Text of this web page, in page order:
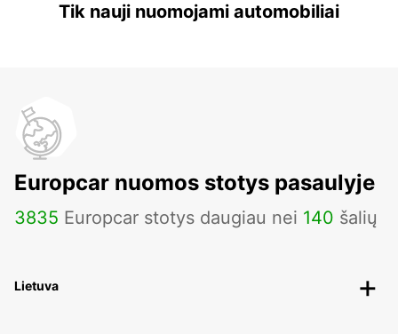
Tik nauji nuomojami automobiliai
Europcar nuomos stotys pasaulyje
3835 Europcar stotys daugiau nei 140 šalių
Lietuva